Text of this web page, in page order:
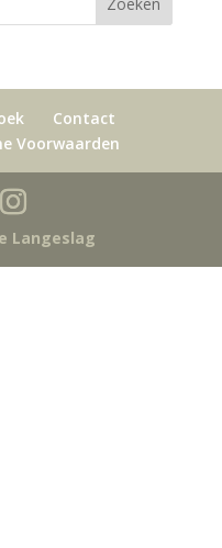
Contact
Voorwaarden
Langeslag